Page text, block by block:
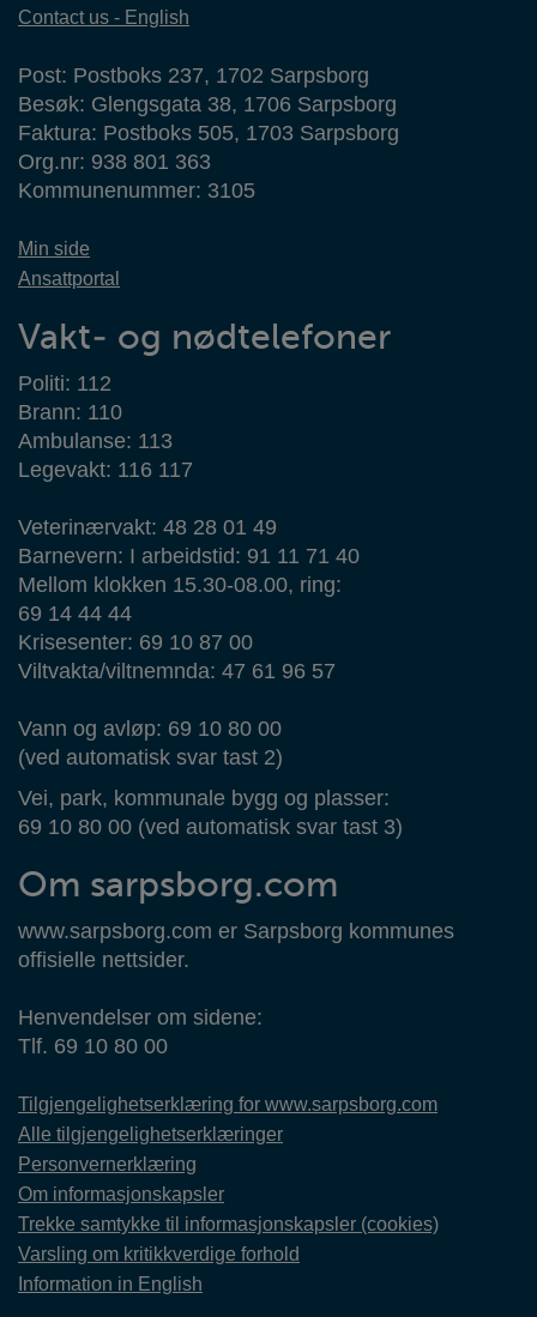
Contact us - English
Post: Postboks 237, 1702 Sarpsborg
Besøk: Glengsgata 38, 1706 Sarpsborg
Faktura: Postboks 505, 1703 Sarpsborg
Org.nr: 938 801 363
Kommunenummer: 3105
Min side
Ansattportal
Vakt- og nødtelefoner
Politi: 112
Brann: 110
Ambulanse: 113
Legevakt: 116 117
Veterinærvakt: 48 28 01 49
Barnevern: I arbeidstid: 91 11 71 40
Mellom klokken 15.30-08.00, ring:
69 14 44 44
Krisesenter: 69 10 87 00
Viltvakta/viltnemnda: 47 61 96 57
Vann og avløp: 69 10 80 00
(ved automatisk svar tast 2)
Vei, park, kommunale bygg og plasser:
69 10 80 00 (ved automatisk svar tast 3)
Om sarpsborg.com
www.sarpsborg.com er Sarpsborg kommunes
offisielle nettsider.
Henvendelser om sidene:
Tlf. 69 10 80 00
Tilgjengelighetserklæring for www.sarpsborg.com
Alle tilgjengelighetserklæringer
Personvernerklæring
Om informasjonskapsler
Trekke samtykke til informasjonskapsler (cookies)
Varsling om kritikkverdige forhold
Information in English